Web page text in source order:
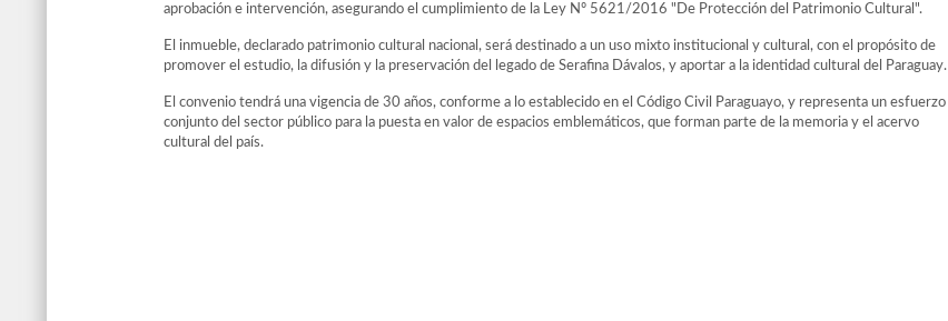
aprobación e intervención, asegurando el cumplimiento de la Ley Nº 5621/2016 "De Protección del Patrimonio Cultural".
El inmueble, declarado patrimonio cultural nacional, será destinado a un uso mixto institucional y cultural, con el propósito de
promover el estudio, la difusión y la preservación del legado de Serafina Dávalos, y aportar a la identidad cultural del Paraguay.
El convenio tendrá una vigencia de 30 años, conforme a lo establecido en el Código Civil Paraguayo, y representa un esfuerzo
conjunto del sector público para la puesta en valor de espacios emblemáticos, que forman parte de la memoria y el acervo
cultural del país.